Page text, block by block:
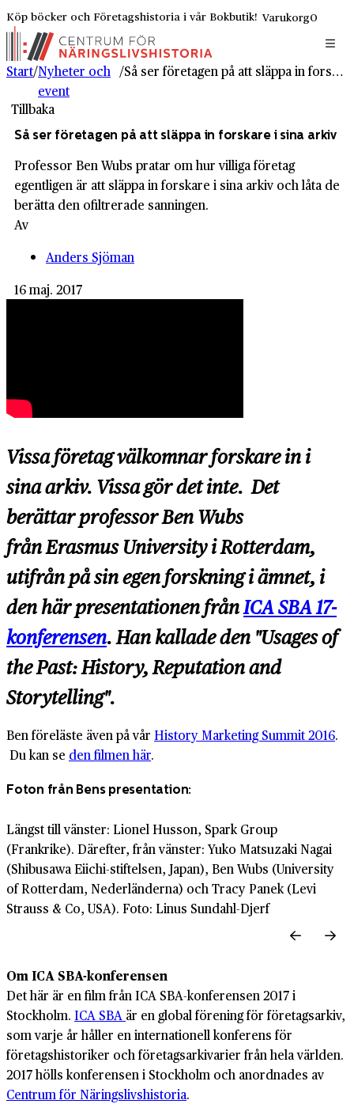
Köp böcker och Företagshistoria i vår Bokbutik! Varukorg0
Start/Nyheter och
event
/ Så ser företagen på att släppa in forskare i sina arkiv
Tillbaka
Så ser företagen på att släppa in forskare i sina arkiv
Professor Ben Wubs pratar om hur villiga företag
egentligen är att släppa in forskare i sina arkiv och låta de
berätta den ofiltrerade sanningen.
Av
Anders Sjöman
16 maj. 2017
Vissa företag välkomnar forskare in i
sina arkiv. Vissa gör det inte. Det
berättar professor Ben Wubs
från Erasmus University i Rotterdam,
utifrån på sin egen forskning i ämnet, i
den här presentationen frånICA SBA 17-
konferensen. Han kallade den "Usages of
the Past: History, Reputation and
Storytelling".
Ben föreläste även på vår History Marketing Summit 2016.
Du kan se den filmen här.
Foton från Bens presentation:
Längst till vänster: Lionel Husson, Spark Group
(Frankrike). Därefter, från vänster: Yuko Matsuzaki Nagai
(Shibusawa Eiichi-stiftelsen, Japan), Ben Wubs (University
of Rotterdam, Nederländerna) och Tracy Panek (Levi
Strauss & Co, USA). Foto: Linus Sundahl-Djerf
Om ICA SBA-konferensen
Det här är en film från ICA SBA-konferensen 2017 i
Stockholm. ICA SBA är en global förening för företagsarkiv,
som varje år håller en internationell konferens för
företagshistoriker och företagsarkivarier från hela världen.
2017 hölls konferensen i Stockholm och anordnades av
Centrum för Näringslivshistoria.